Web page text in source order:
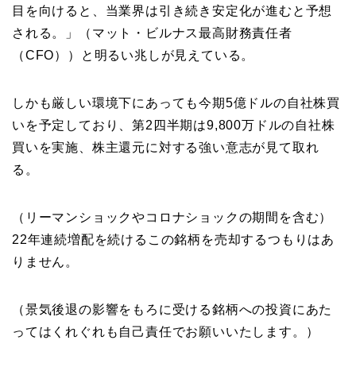
目を向けると、当業界は引き続き安定化が進むと予想
される。」（マット・ビルナス最高財務責任者
（CFO））と明るい兆しが見えている。
しかも厳しい環境下にあっても今期5億ドルの自社株買
いを予定しており、第2四半期は9,800万ドルの自社株
買いを実施、株主還元に対する強い意志が見て取れ
る。
（リーマンショックやコロナショックの期間を含む）
22年連続増配を続けるこの銘柄を売却するつもりはあ
りません。
（景気後退の影響をもろに受ける銘柄への投資にあた
ってはくれぐれも自己責任でお願いいたします。）